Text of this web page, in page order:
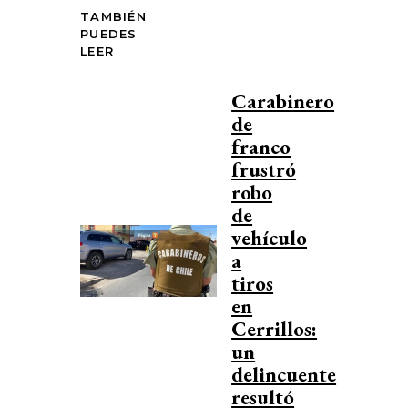
TAMBIÉN
PUEDES
LEER
Carabinero
de
franco
frustró
robo
de
vehículo
a
tiros
en
Cerrillos:
un
delincuente
resultó